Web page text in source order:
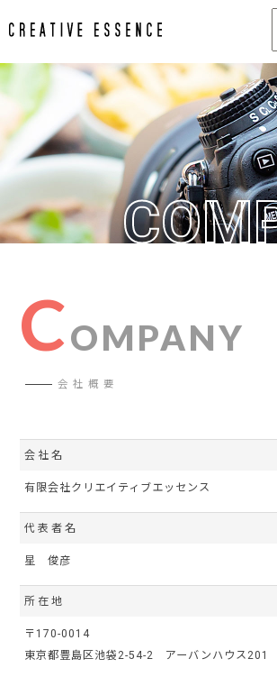
COMPANY
会社概要
会社名
有限会社クリエイティブエッセンス
代表者名
星 俊彦
所在地
〒170-0014
東京都豊島区池袋2-54-2 アーバンハウス201